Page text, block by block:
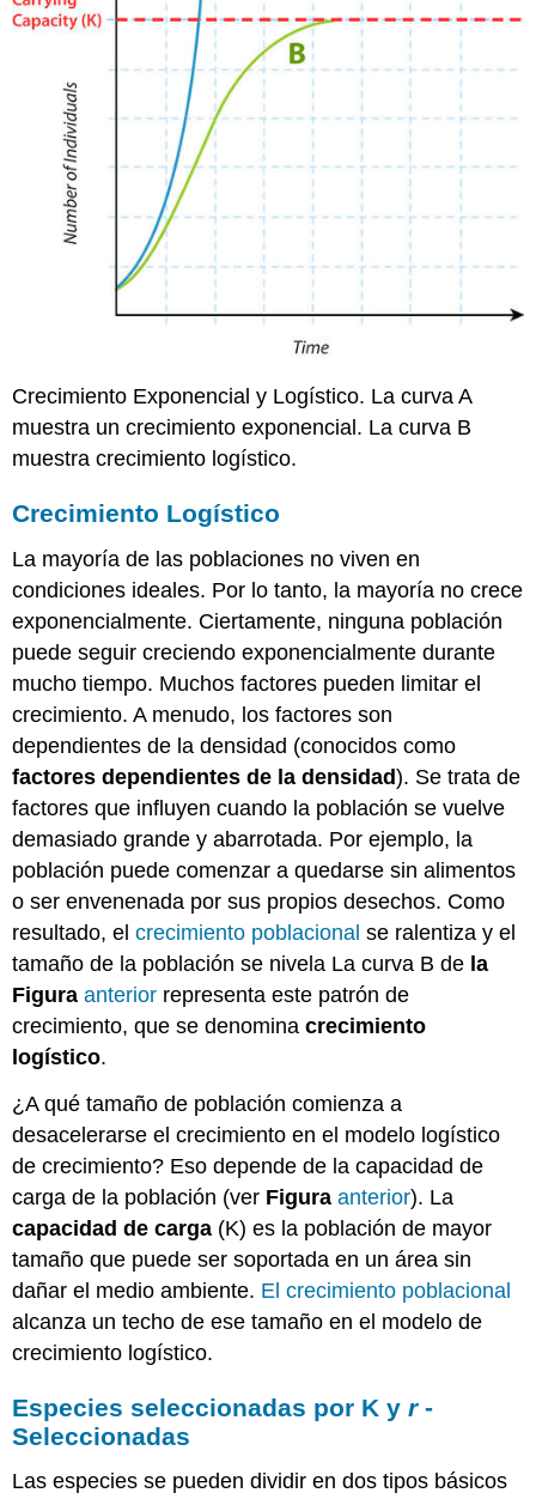
Crecimiento Exponencial y Logístico. La curva A
muestra un crecimiento exponencial. La curva B
muestra crecimiento logístico.
Crecimiento Logístico
La mayoría de las poblaciones no viven en
condiciones ideales. Por lo tanto, la mayoría no crece
exponencialmente. Ciertamente, ninguna población
puede seguir creciendo exponencialmente durante
mucho tiempo. Muchos factores pueden limitar el
crecimiento. A menudo, los factores son
dependientes de la densidad (conocidos como
factores dependientes de la densidad). Se trata de
factores que influyen cuando la población se vuelve
demasiado grande y abarrotada. Por ejemplo, la
población puede comenzar a quedarse sin alimentos
o ser envenenada por sus propios desechos. Como
resultado, elcrecimiento poblacional se ralentiza y el
tamaño de la población se nivela La curva B de la
Figura anterior representa este patrón de
crecimiento, que se denominacrecimiento
logístico.
¿A qué tamaño de población comienza a
desacelerarse el crecimiento en el modelo logístico
de crecimiento? Eso depende de la capacidad de
carga de la población (ver Figura anterior). La
capacidad de carga (K) es la población de mayor
tamaño que puede ser soportada en un área sin
dañar el medio ambiente. El crecimiento poblacional
alcanza un techo de ese tamaño en el modelo de
crecimiento logístico.
Especies seleccionadas por K yr-
Seleccionadas
Las especies se pueden dividir en dos tipos básicos